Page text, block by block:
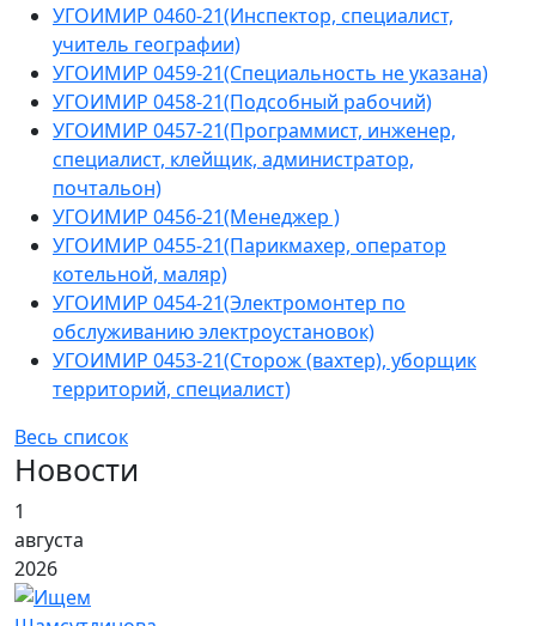
УГОИМИР 0460-21(Инспектор, специалист,
учитель географии)
УГОИМИР 0459-21(Специальность не указана)
УГОИМИР 0458-21(Подсобный рабочий)
УГОИМИР 0457-21(Программист, инженер,
специалист, клейщик, администратор,
почтальон)
УГОИМИР 0456-21(Менеджер )
УГОИМИР 0455-21(Парикмахер, оператор
котельной, маляр)
УГОИМИР 0454-21(Электромонтер по
обслуживанию электроустановок)
УГОИМИР 0453-21(Сторож (вахтер), уборщик
территорий, специалист)
Весь список
Новости
1
августа
2026